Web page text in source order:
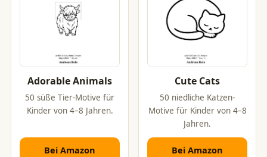
Adorable Animals
50 süße Tier-Motive für
Kinder von 4–8 Jahren.
Bei Amazon
Cute Cats
50 niedliche Katzen-
Motive für Kinder von 4–8
Jahren.
Bei Amazon